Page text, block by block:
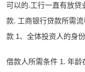
可以的.工行一直有放贷
款. 工商银行贷款所需
款 1、全体投资人的身
借款人所需条件 1. 年